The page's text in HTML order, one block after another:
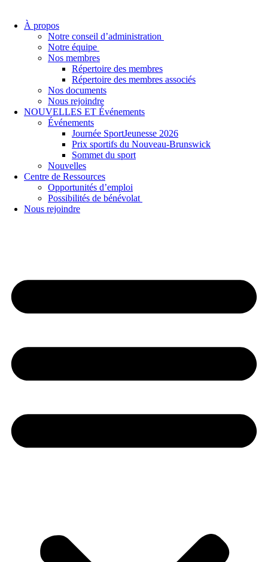
À propos
Notre conseil d’administration
Notre équipe
Nos membres
Répertoire des membres
Répertoire des membres associés
Nos documents
Nous rejoindre
NOUVELLES ET Événements
Événements
Journée SportJeunesse 2026
Prix sportifs du Nouveau-Brunswick
Sommet du sport
Nouvelles
Centre de Ressources
Opportunités d’emploi
Possibilités de bénévolat
Nous rejoindre